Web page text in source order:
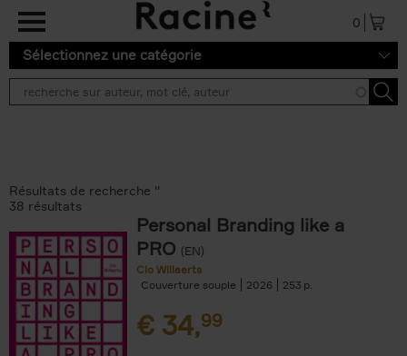
Aller au contenu principal
0
Sélectionnez une catégorie
Résultats de recherche ''
38 résultats
Personal Branding like a
PRO (EN)
Clo Willaerts
Couverture souple
2026 253
€ 34,99